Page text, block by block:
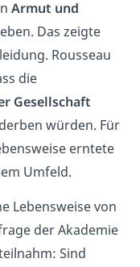
Armut und
Das zeigte
Rousseau
die
Gesellschaft
würden. Für
erntete
Umfeld.
Lebensweise von
der Akademie
Sind